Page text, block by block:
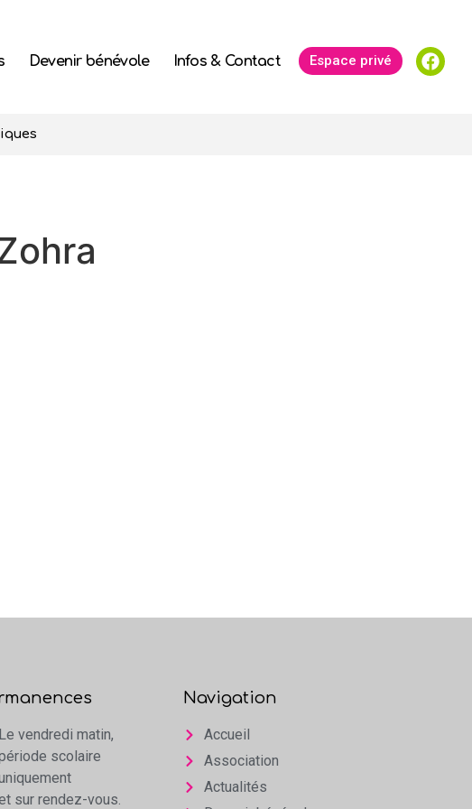
Devenir bénévole Infos & Contact Espace privé
Le vendredi matin,
scolaire
sur rendez-vous.
Navigation
Accueil
Association
Actualités